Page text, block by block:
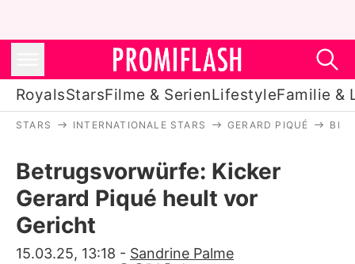
RoyalsStarsFilme & SerienLifestyleFamilie &
Stars
Filme & Serien
Lifestyle
STARS INTERNATIONALE STARS GERARD PIQUÉ
Betrugsvorwürfe: Kicker
Gerard Piqué heult vor
Gericht
15.03.25, 13:18 - Sandrine Palme